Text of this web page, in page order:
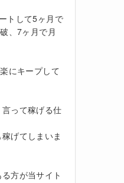
トして5ヶ月で
、7ヶ月で月
にキープして
って稼げる仕
げてしまいま
方が当サイト